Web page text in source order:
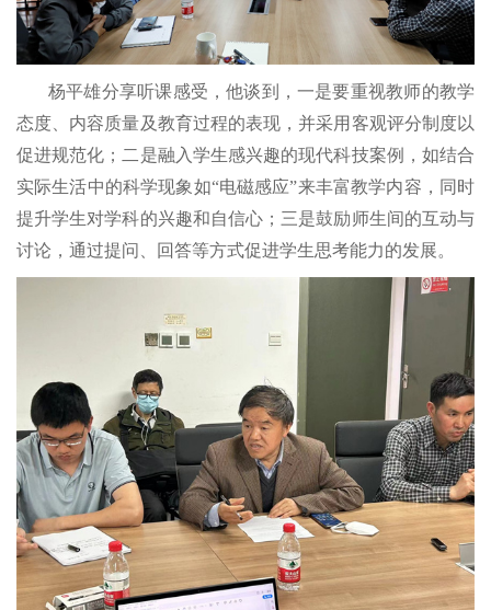
杨平雄分享听课感受，他谈到，一是要重视教师的教学
态度、内容质量及教育过程的表现，并采用客观评分制度以
促进规范化；二是融入学生感兴趣的现代科技案例，如结合
实际生活中的科学现象如“电磁感应”来丰富教学内容，同时
提升学生对学科的兴趣和自信心；三是鼓励师生间的互动与
讨论，通过提问、回答等方式促进学生思考能力的发展。